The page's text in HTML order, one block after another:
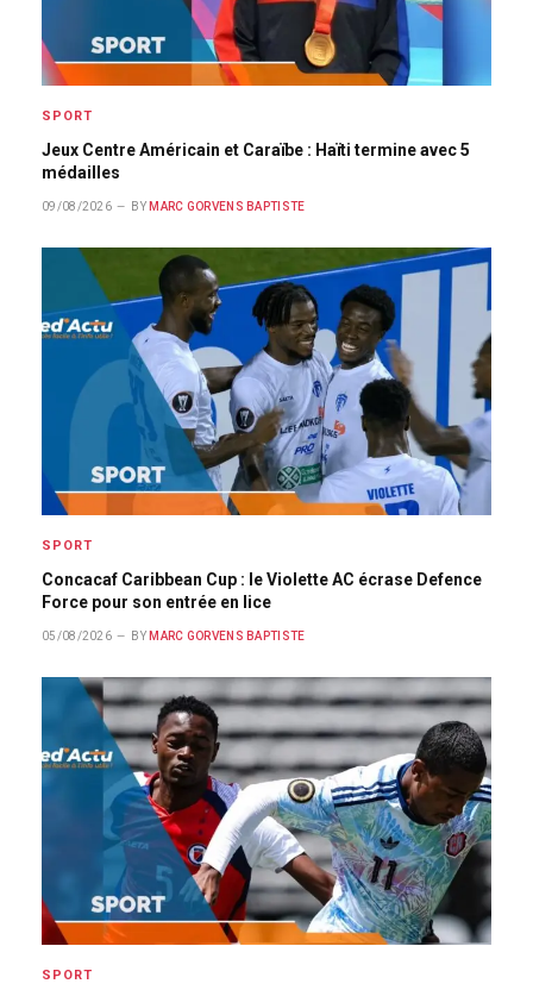
SPORT
Jeux Centre Américain et Caraïbe : Haïti termine avec 5
médailles
09/08/2026 BY MARC GORVENS BAPTISTE
SPORT
Concacaf Caribbean Cup : le Violette AC écrase Defence
Force pour son entrée en lice
05/08/2026 BY MARC GORVENS BAPTISTE
SPORT